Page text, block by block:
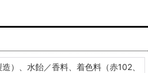
）、水飴／香料、着色料（赤102、